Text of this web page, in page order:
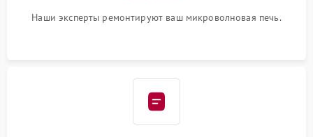
Наши эксперты ремонтируют ваш микроволновая печь.